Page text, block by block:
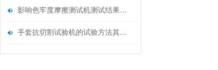
影响色牢度摩擦测试机测试结果的因素有哪些
手套抗切割试验机的试验方法其实很简单